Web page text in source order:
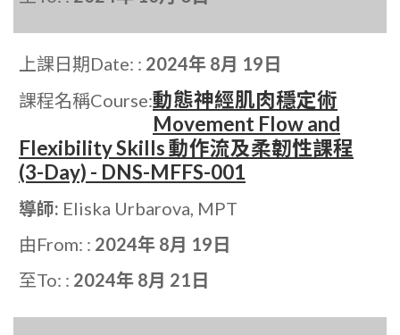
上課日期Date: : 2024年 8月 19日
課程名稱Course:動態神經肌肉穩定術
Movement Flow and
Flexibility Skills 動作流及柔韌性課程
(3-Day) - DNS-MFFS-001
導師: Eliska Urbarova, MPT
由From: : 2024年 8月 19日
至To: : 2024年 8月 21日